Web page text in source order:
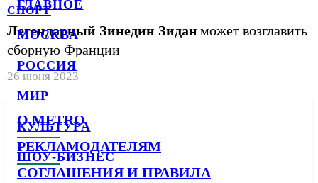
ГЛАВНОЕ
МОСКВА
РОССИЯ
МИР
КУЛЬТУРА
ШОУ-БИЗНЕС
СПОРТ
Легендарный Зинедин Зидан может возглавить
сборную Франции
26 июня 2023
О METRO
РЕКЛАМОДАТЕЛЯМ
СОГЛАШЕНИЯ И ПРАВИЛА